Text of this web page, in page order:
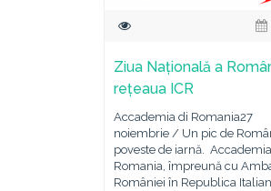
Ziua Națională a
rețeaua ICR
Accademia di Romania27
noiembrie / Un pic de
poveste de iarnă.
Romania, împreună cu
României în Republica